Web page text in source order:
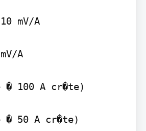
mV/A
A
� 100 A cr�te)
� 50 A cr�te)